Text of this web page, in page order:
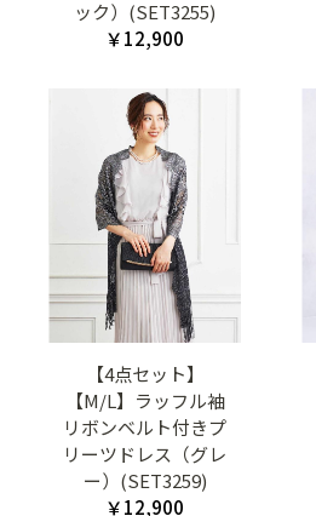
ック）(SET3255)
￥12,900
【4点セット】
【M/L】ラッフル袖
リボンベルト付きプ
リーツドレス（グレ
ー）(SET3259)
￥12,900